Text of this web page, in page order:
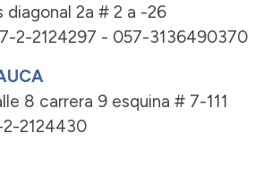
diagonal 2a # 2 a -26
2-2124297 - 057-3136490370
8 carrera 9 esquina # 7-111
2124430